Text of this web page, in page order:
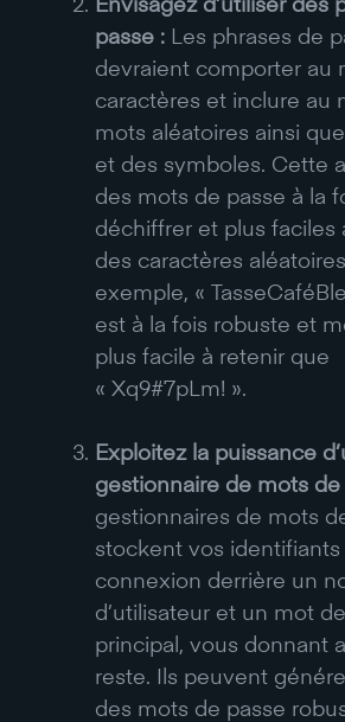
passe : Les phrases de
devraient comporter au
caractères et inclure au
mots aléatoires ainsi
et des symboles. Cette
des mots de passe à la
déchiffrer et plus faciles
des caractères
exemple, «
est à la fois robuste et
plus facile à retenir que
« Xq9#7pLm! ».
Exploitez la puissance
gestionnaire de mots de
gestionnaires de mots
stockent vos identifiants
connexion derrière un
d’utilisateur et un mot
principal, vous donnant
reste. Ils peuvent
des mots de passe